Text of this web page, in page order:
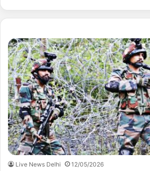
Live News Delhi 12/05/2026